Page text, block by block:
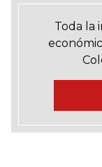
Toda la